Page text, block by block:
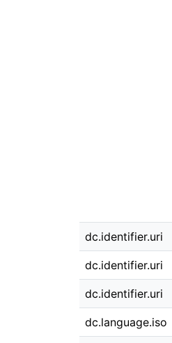
dc.identifier.uri
dc.identifier.uri
dc.identifier.uri
dc.language.iso